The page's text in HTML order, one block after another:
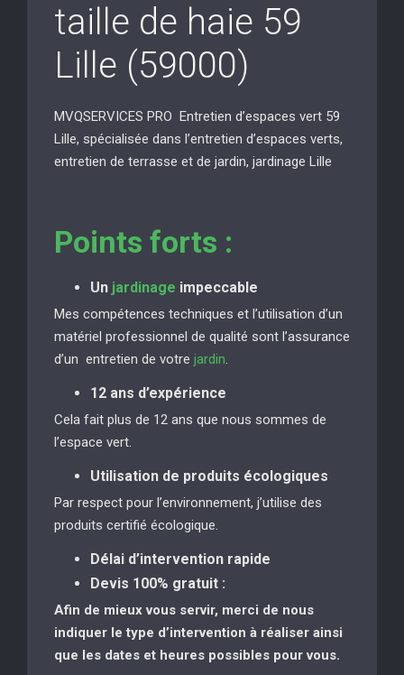
taille de haie 59
Lille (59000)
MVQSERVICES PRO Entretien d’espaces vert 59
Lille, spécialisée dans l’entretien d’espaces verts,
entretien de terrasse et de jardin, jardinage Lille
Points forts :
Un jardinage impeccable
Mes compétences techniques et l’utilisation d’un
matériel professionnel de qualité sont l’assurance
d’un entretien de votre jardin.
12 ans d’expérience
Cela fait plus de 12 ans que nous sommes de
l’espace vert.
Utilisation de produits écologiques
Par respect pour l’environnement, j’utilise des
produits certifié écologique.
Délai d’intervention rapide
Devis 100% gratuit :
Afin de mieux vous servir, merci de nous
indiquer le type d’intervention à réaliser ainsi
que les dates et heures possibles pour vous.